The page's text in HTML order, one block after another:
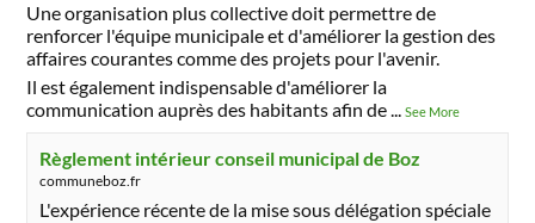
Une organisation plus collective doit permettre de
renforcer l'équipe municipale et d'améliorer la gestion des
affaires courantes comme des projets pour l'avenir.
Il est également indispensable d'améliorer la
communication auprès des habitants afin de...See More
Règlement intérieur conseil municipal de Boz
communeboz.fr
L'expérience récente de la mise sous délégation spéciale